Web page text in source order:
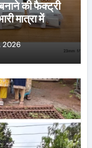
की फैक्ट्री
मात्रा में
2026